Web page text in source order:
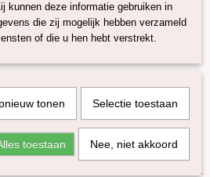
kunnen deze informatie gebruiken in
die zij mogelijk hebben verzameld
of die u hen hebt verstrekt.
tonen Selectie toestaan
toestaan Nee, niet akkoord